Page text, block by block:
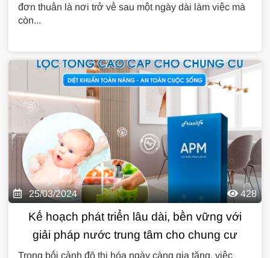
đơn thuần là nơi trở về sau một ngày dài làm việc mà
còn...
25/03/2024 428
Kế hoạch phát triển lâu dài, bền vững với
giải pháp nước trung tâm cho chung cư
Trong bối cảnh đô thị hóa ngày càng gia tăng, việc